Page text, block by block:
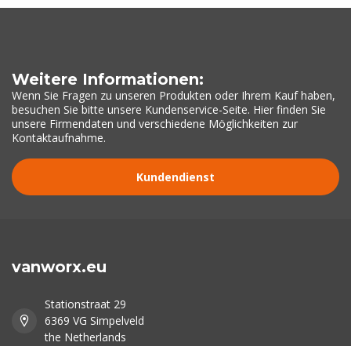
Weitere Informationen:
Wenn Sie Fragen zu unseren Produkten oder Ihrem Kauf haben,
besuchen Sie bitte unsere Kundenservice-Seite. Hier finden Sie
unsere Firmendaten und verschiedene Möglichkeiten zur
Kontaktaufnahme.
Kundendienst
vanworx.eu
Stationstraat 29
6369 VG Simpelveld
the Netherlands